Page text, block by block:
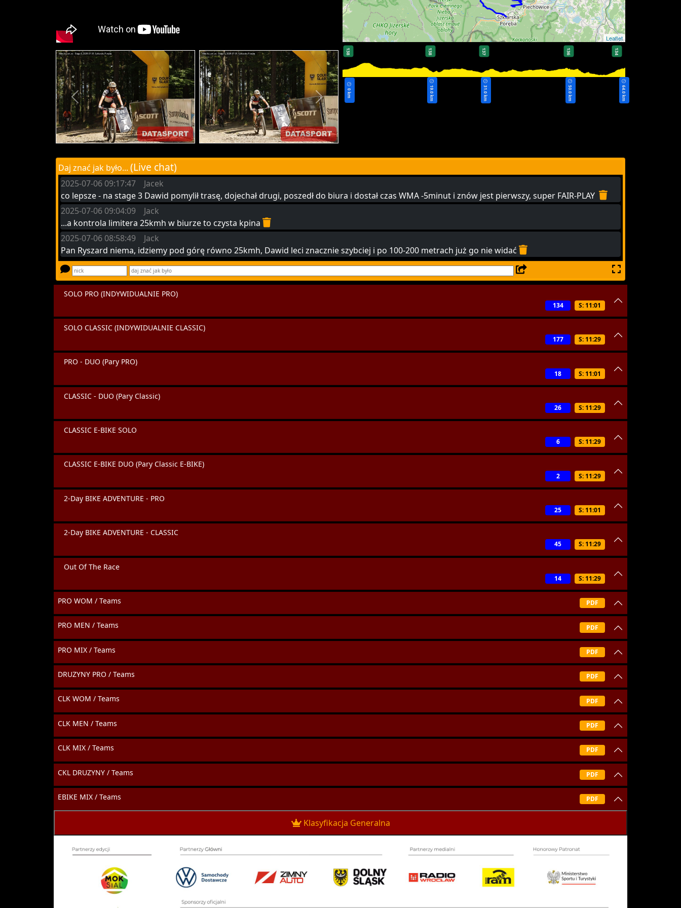
Leaflet
0 km
138 138
19.0 km
137
31.0 km
136
50.0 km
134
64.0 km
Daj znać jak było... (Live chat)
2025-07-06 09:17:47 Jacek
co lepsze - na stage 3 Dawid pomylił trasę, dojechał drugi, poszedł do biura i dostał czas WMA -5minut i znów jest pierwszy, super FAIR-PLAY
2025-07-06 09:04:09 Jack
...a kontrola limitera 25kmh w biurze to czysta kpina
2025-07-06 08:58:49 Jack
Pan Ryszard niema, idziemy pod górę równo 25kmh, Dawid leci znacznie szybciej i po 100-200 metrach już go nie widać
SOLO PRO (INDYWIDUALNIE PRO)
S: 11:01
134
SOLO CLASSIC (INDYWIDUALNIE CLASSIC)
S: 11:29
177
PRO - DUO (Pary PRO)
S: 11:01
18
CLASSIC - DUO (Pary Classic)
S: 11:29
26
CLASSIC E-BIKE SOLO
S: 11:29
6
CLASSIC E-BIKE DUO (Pary Classic E-BIKE)
S: 11:29
2
2-Day BIKE ADVENTURE - PRO
S: 11:01
25
2-Day BIKE ADVENTURE - CLASSIC
S: 11:29
45
Out Of The Race
S: 11:29
14
PRO WOM / Teams PDF
PRO MEN / Teams PDF
PRO MIX / Teams PDF
DRUZYNY PRO / Teams PDF
CLK WOM / Teams PDF
CLK MEN / Teams PDF
CLK MIX / Teams PDF
CKL DRUZYNY / Teams PDF
EBIKE MIX / Teams PDF
Klasyfikacja Generalna